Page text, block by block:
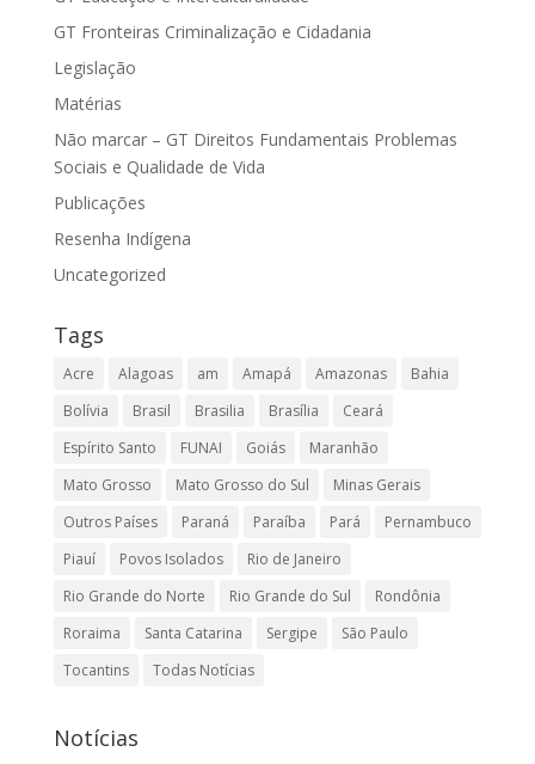
GT Fronteiras Criminalização e Cidadania
Legislação
Matérias
Não marcar – GT Direitos Fundamentais Problemas
Sociais e Qualidade de Vida
Publicações
Resenha Indígena
Uncategorized
Tags
Acre Alagoas am Amapá Amazonas
Bahia
Bolívia
Brasil Brasilia Brasília
Ceará
Espírito Santo
FUNAI Goiás
Maranhão
Mato Grosso
Mato Grosso do Sul
Minas Gerais
Outros Países
Paraná Paraíba Pará
Pernambuco
Piauí
Povos Isolados
Rio de Janeiro
Rio Grande do Norte
Rio Grande do Sul
Rondônia
Roraima
Santa Catarina Sergipe
São Paulo
Tocantins
Todas Notícias
Notícias